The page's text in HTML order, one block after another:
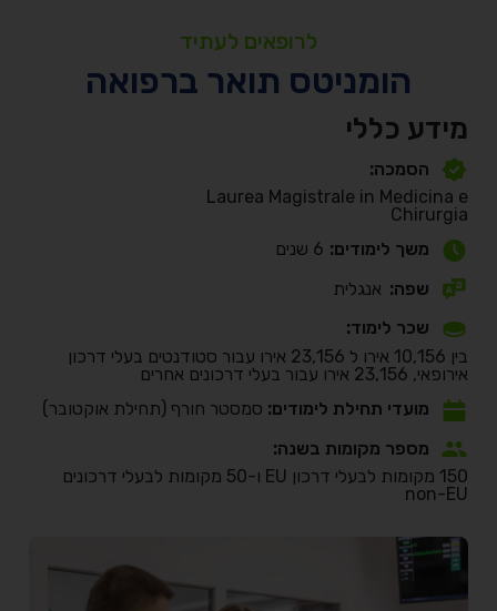
לרופאים לעתיד
הומניטס תואר ברפואה
מידע כללי
הסמכה:
Laurea Magistrale in Medicina e
Chirurgia
משך לימודים: 6 שנים
שפה: אנגלית
שכר לימוד:
בין 10,156 אירו ל 23,156 אירו עבור סטודנטים בעלי דרכון
אירופאי, 23,156 אירו עבור בעלי דרכונים אחרים
מועדי תחילת לימודים: סמסטר חורף (תחילת אוקטובר)
מספר מקומות בשנה:
150 מקומות לבעלי דרכון EU ו-50 מקומות לבעלי דרכונים
non-EU